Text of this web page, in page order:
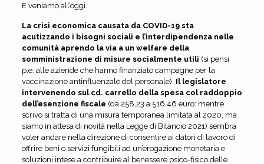
E veniamo all’oggi.
La crisi economica causata da COVID-19 sta
acutizzando i bisogni sociali e l’interdipendenza nelle
comunità aprendo la via a un welfare della
somministrazione di misure socialmente utili (si pensi
p.e. alle aziende che hanno finanziato campagne per la
vaccinazione antinfluenzale del personale). Il legislatore
intervenendo sul cd. carrello della spesa col raddoppio
dell’esenzione fiscale (da 258,23 a 516,46 euro: mentre
scrivo si tratta di una misura temporanea limitata al 2020, ma
siamo in attesa di novità nella Legge di Bilancio 2021) sembra
voler andare nella direzione di consentire ai datori di lavoro di
offrire beni o servizi fungibili ad un’erogazione monetaria e
soluzioni intese a contribuire al benessere psico-fisico delle